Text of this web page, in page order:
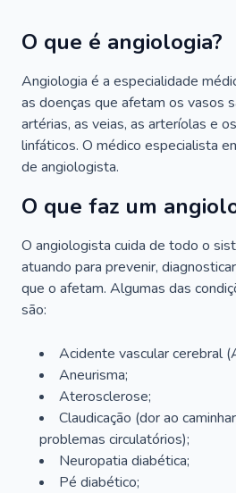
O que é angiologia?
Angiologia é a especialidade
as doenças que afetam os vasos
artérias, as veias, as arteríolas e
linfáticos. O médico especialista
de angiologista.
O que faz um
O angiologista cuida de todo o
atuando para prevenir,
que o afetam. Algumas das
são:
Acidente vascular cerebral
Aneurisma;
Aterosclerose;
Claudicação (dor ao
problemas circulatórios);
Neuropatia diabética;
Pé diabético;